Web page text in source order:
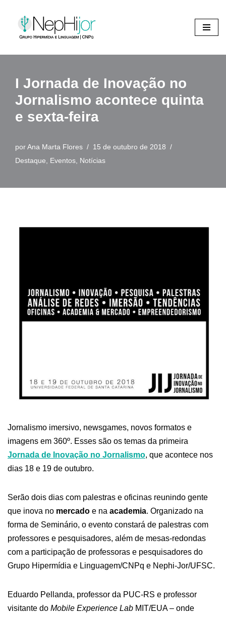
Pular
o
I Jornada de Inovação no
Jornalismo acontece quinta
e sexta-feira
porAna Marta Flores
15 de outubro de 2018
Destaque
Eventos Notícias
Jornalismo imersivo, newsgames, novos formatos e
imagens em 360º. Esses são os temas da primeira
Jornada de Inovação no Jornalismo, que acontece nos
dias 18 e 19 de outubro.
Serão dois dias com palestras e oficinas reunindo gente
que inova no mercado e na academia. Organizado na
forma de Seminário, o evento constará de palestras com
professores e pesquisadores, além de mesas-redondas
com a participação de professoras e pesquisadores do
Grupo Hipermídia e Linguagem/CNPq e Nephi-Jor/UFSC.
Eduardo Pellanda, professor da PUC-RS e professor
visitante do Mobile Experience Lab MIT/EUA – onde